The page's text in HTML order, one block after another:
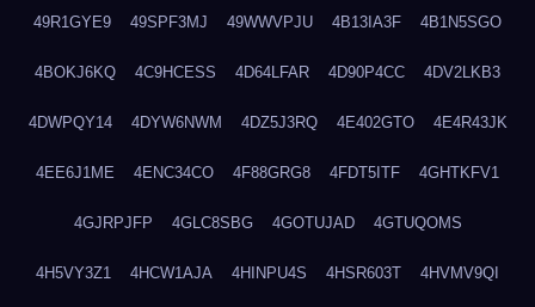
49R1GYE9 49SPF3MJ 49WWVPJU 4B13IA3F 4B1N5SGO
4BOKJ6KQ 4C9HCESS 4D64LFAR 4D90P4CC 4DV2LKB3
4DWPQY14 4DYW6NWM 4DZ5J3RQ 4E402GTO 4E4R43JK
4EE6J1ME 4ENC34CO 4F88GRG8 4FDT5ITF 4GHTKFV1
4GJRPJFP 4GLC8SBG 4GOTUJAD 4GTUQOMS
4H5VY3Z1 4HCW1AJA 4HINPU4S 4HSR603T 4HVMV9QI